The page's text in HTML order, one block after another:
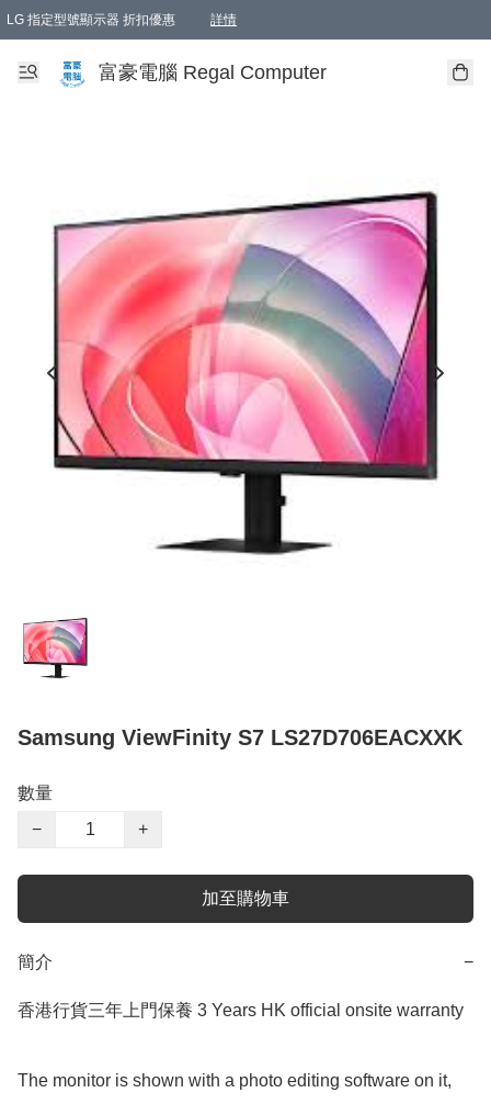
LG 指定型號顯示器 折扣優惠 詳情
富豪電腦 Regal Computer
Samsung ViewFinity S7 LS27D706EACXXK
數量
−
+
加至購物車
簡介 −
香港行貨三年上門保養 3 Years HK official onsite warranty
The monitor is shown with a photo editing software on it,